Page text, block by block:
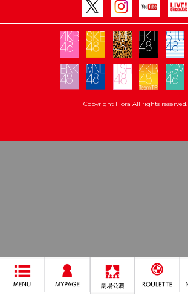
Copyright Flora All rights reserved.